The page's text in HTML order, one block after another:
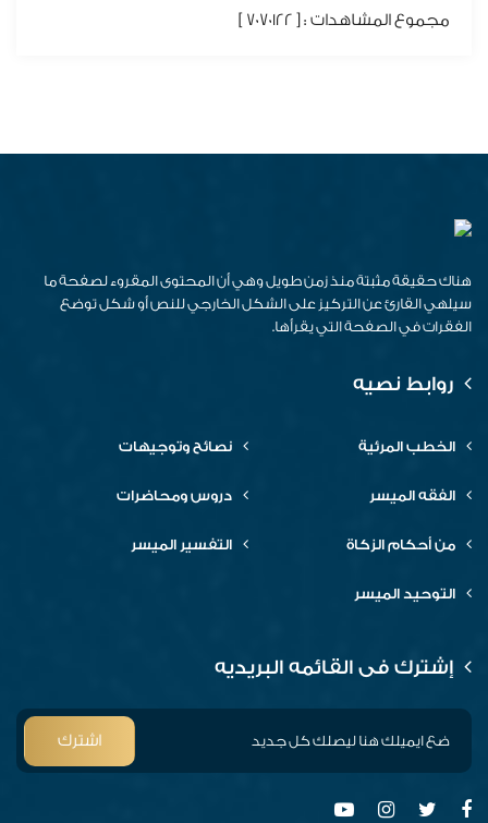
مجموع المشاهدات : [ 7070122 ]
هناك حقيقة مثبتة منذ زمن طويل وهي أن المحتوى المقروء لصفحة ما
سيلهي القارئ عن التركيز على الشكل الخارجي للنص أو شكل توضع
الفقرات في الصفحة التي يقرأها.
روابط نصيه
الخطب المرئية نصائح وتوجيهات
الفقه الميسر دروس ومحاضرات
من أحكام الزكاة التفسير الميسر
التوحيد الميسر
إشترك فى القائمه البريديه